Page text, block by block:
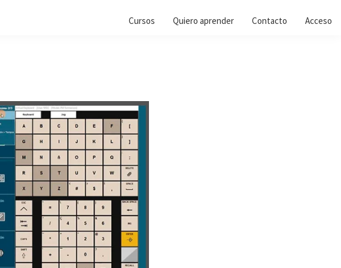
Cursos Quiero aprender Contacto Acceso